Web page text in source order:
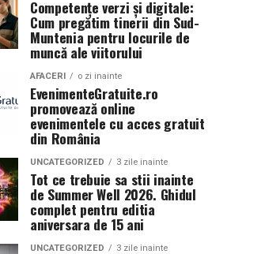
Competențe verzi și digitale:
Cum pregătim tinerii din Sud-
Muntenia pentru locurile de
muncă ale viitorului
AFACERI o zi inainte
EvenimenteGratuite.ro
promovează online
evenimentele cu acces gratuit
din România
UNCATEGORIZED 3 zile inainte
Tot ce trebuie sa stii inainte
de Summer Well 2026. Ghidul
complet pentru editia
aniversara de 15 ani
UNCATEGORIZED 3 zile inainte